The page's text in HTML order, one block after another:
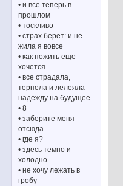
• и все теперь в
прошлом
• тоскливо
• страх берет: и не
жила я вовсе
• как пожить еще
хочется
• все страдала,
терпела и лелеяла
надежду на будущее
• 8
• заберите меня
отсюда
• где я?
• здесь темно и
холодно
• не хочу лежать в
гробу